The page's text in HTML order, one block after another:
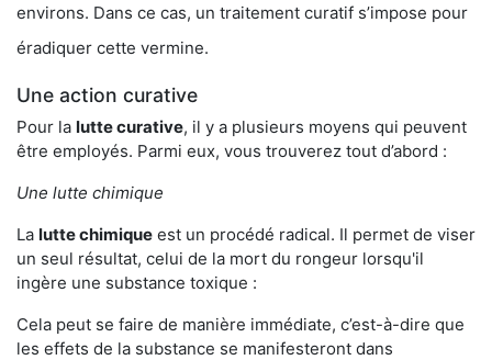
environs. Dans ce cas, un traitement curatif s’impose pour
éradiquer cette vermine.
Une action curative
Pour la lutte curative, il y a plusieurs moyens qui peuvent
être employés. Parmi eux, vous trouverez tout d’abord :
Une lutte chimique
La lutte chimique est un procédé radical. Il permet de viser
un seul résultat, celui de la mort du rongeur lorsqu'il
ingère une substance toxique :
Cela peut se faire de manière immédiate, c’est-à-dire que
les effets de la substance se manifesteront dans